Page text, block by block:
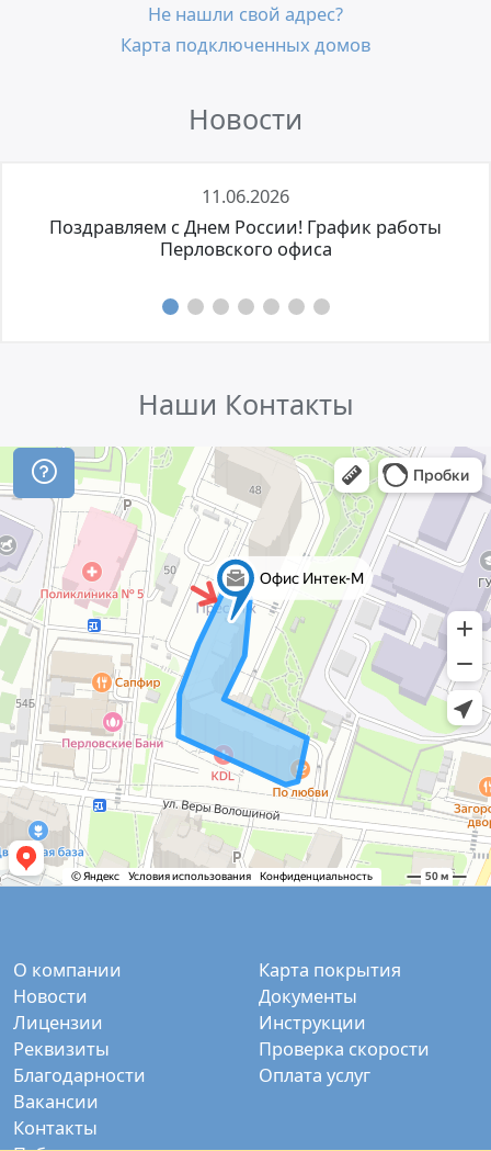
Не нашли свой адрес?
Карта подключенных домов
Новости
11.06.2026
Поздравляем с Днем России! График работы
Перловского офиса
Наши Контакты
О компании
Новости
Лицензии
Реквизиты
Благодарности
Вакансии
Контакты
Карта покрытия
Документы
Инструкции
Проверка скорости
Оплата услуг